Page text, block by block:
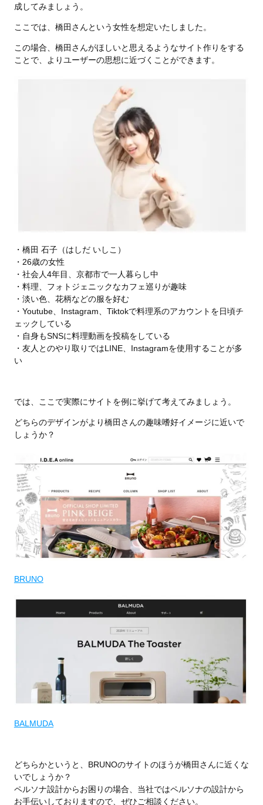
成してみましょう。
ここでは、橋田さんという女性を想定いたしました。
この場合、橋田さんがほしいと思えるようなサイト作りをする
ことで、よりユーザーの思想に近づくことができます。
・橋田 石子（はしだ いしこ）
・26歳の女性
・社会人4年目、京都市で一人暮らし中
・料理、フォトジェニックなカフェ巡りが趣味
・淡い色、花柄などの服を好む
・Youtube、Instagram、Tiktokで料理系のアカウントを日頃チ
ェックしている
・自身もSNSに料理動画を投稿をしている
・友人とのやり取りではLINE、Instagramを使用することが多
い
では、ここで実際にサイトを例に挙げて考えてみましょう。
どちらのデザインがより橋田さんの趣味嗜好イメージに近いで
しょうか？
BRUNO
BALMUDA
どちらかというと、BRUNOのサイトのほうが橋田さんに近くな
いでしょうか？
ペルソナ設計からお困りの場合、当社ではペルソナの設計から
お手伝いしておりますので、ぜひご相談ください。